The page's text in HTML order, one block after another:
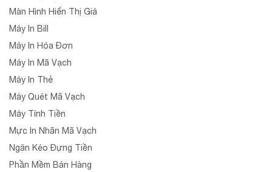
Màn Hình Hiển Thị Giá
Máy In Bill
Máy In Hóa Đơn
Máy In Mã Vạch
Máy In Thẻ
Máy Quét Mã Vạch
Máy Tính Tiền
Mực In Nhãn Mã Vạch
Ngăn Kéo Đựng Tiền
Phần Mềm Bán Hàng